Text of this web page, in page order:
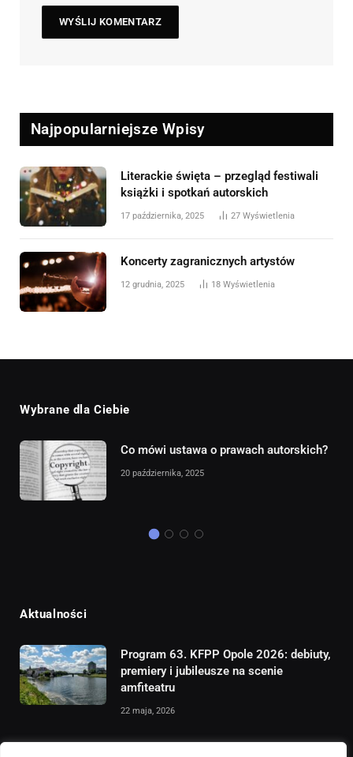
Najpopularniejsze Wpisy
Literackie święta – przegląd festiwali
książki i spotkań autorskich
17 października, 2025 27 Wyświetlenia
Koncerty zagranicznych artystów
12 grudnia, 2025 18 Wyświetlenia
Wybrane dla Ciebie
Co mówi ustawa o prawach autorskich?
20 października, 2025
Aktualności
Program 63. KFPP Opole 2026: debiuty,
premiery i jubileusze na scenie
amfiteatru
22 maja, 2026